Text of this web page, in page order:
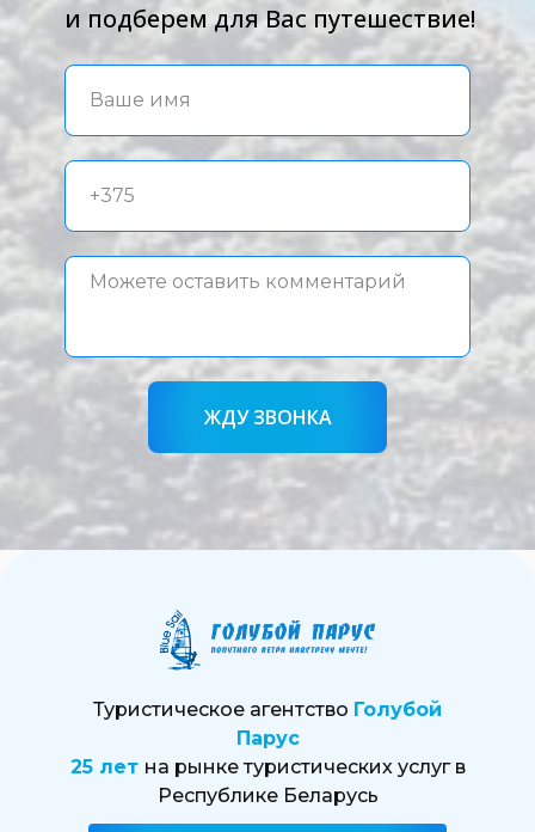
ЖДУ ЗВОНКА
и подберем для Вас путешествие!
Туристическое агентство Голубой
Парус
25 лет на рынке туристических услуг в
Республике Беларусь